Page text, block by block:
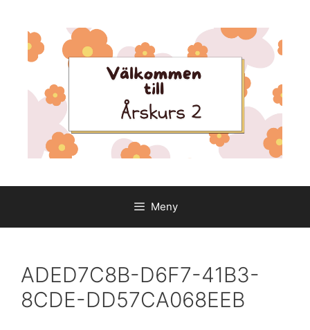
innehåll
Meny
ADED7C8B-D6F7-41B3-
8CDE-DD57CA068EEB